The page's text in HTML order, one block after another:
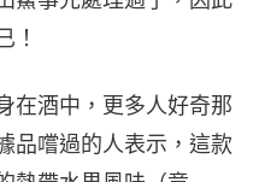
！
在酒中，更多人好奇那
品嚐過的人表示，這款